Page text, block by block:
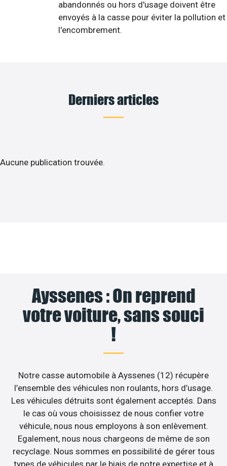
abandonnés ou hors d'usage doivent être
envoyés à la casse pour éviter la pollution et
l'encombrement.
Derniers articles
Aucune publication trouvée.
Ayssenes : On reprend
votre voiture, sans souci
!
Notre casse automobile à Ayssenes (12) récupère
l’ensemble des véhicules non roulants, hors d’usage.
Les véhicules détruits sont également acceptés. Dans
le cas où vous choisissez de nous confier votre
véhicule, nous nous employons à son enlèvement.
Egalement, nous nous chargeons de même de son
recyclage. Nous sommes en possibilité de gérer tous
types de véhicules par le biais de notre expertise et à